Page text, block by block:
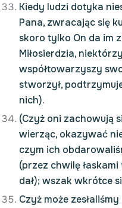
Kiedy ludzi dotyka
Pana, zwracając się
skoro tylko On da im
Miłosierdzia,
współtowarzyszy
stworzył,
nich).
(Czyż oni zachowują
wierząc, okazywać
czym ich
(przez chwilę
dał); wszak wkrótce
Czyż może